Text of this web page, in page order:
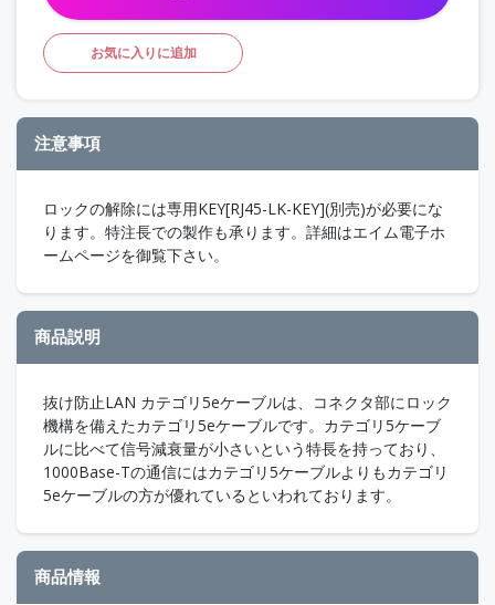
お気に入りに追加
注意事項
ロックの解除には専用KEY[RJ45-LK-KEY](別売)が必要にな
ります。特注長での製作も承ります。詳細はエイム電子ホ
ームページを御覧下さい。
商品説明
抜け防止LAN カテゴリ5eケーブルは、コネクタ部にロック
機構を備えたカテゴリ5eケーブルです。カテゴリ5ケーブ
ルに比べて信号減衰量が小さいという特長を持っており、
1000Base-Tの通信にはカテゴリ5ケーブルよりもカテゴリ
5eケーブルの方が優れているといわれております。
商品情報